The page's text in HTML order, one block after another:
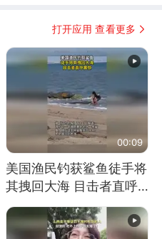
打开应用 查看更多
00:09
美国渔民钓获鲨鱼徒手将
其拽回大海 目击者直呼
震惊 （视频来源：参考
消息）